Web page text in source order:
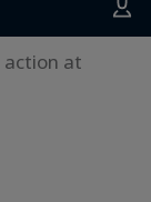
action at